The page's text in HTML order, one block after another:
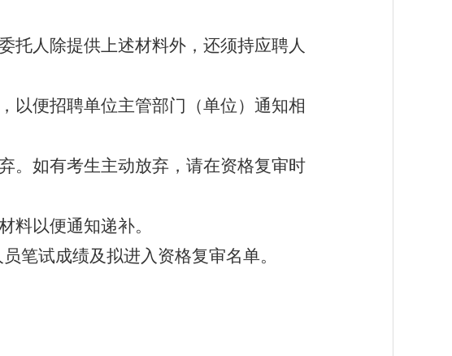
托人除提供上述材料外，还须持应聘人
以便招聘单位主管部门（单位）通知相
。如有考生主动放弃，请在资格复审时
料以便通知递补。
笔试成绩及拟进入资格复审名单。